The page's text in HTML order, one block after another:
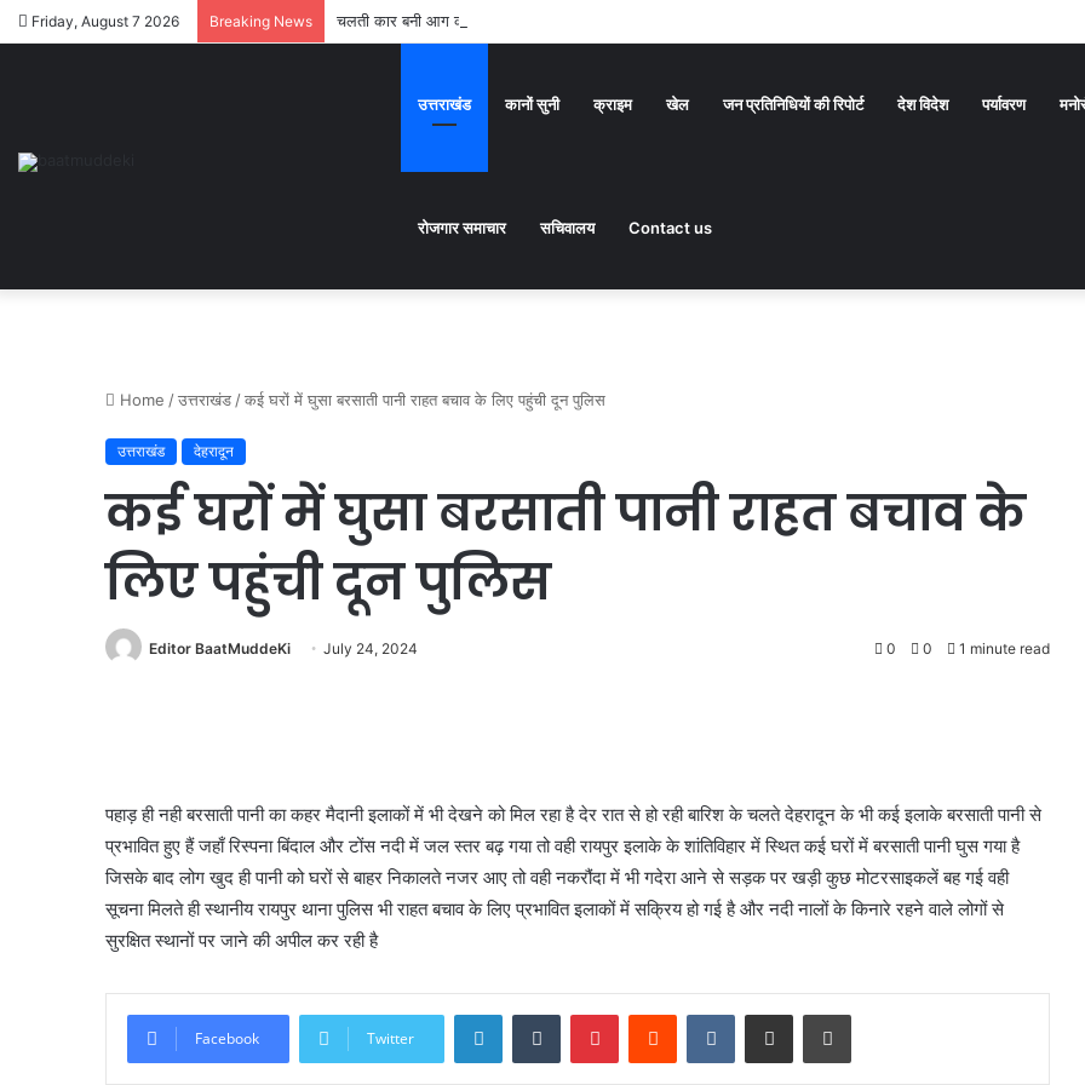
Friday, August 7 2026 Breaking News चलती कार बनी आग का गोला,कार सवारों ने बाहर निकल बचाई अपनी जान
उत्तराखंड कानों सुनी क्राइम खेल जन प्रतिनिधियों की रिपोर्ट देश विदेश पर्यावरण
रोजगार समाचार सचिवालय Contact us
Home /उत्तराखंड /कई घरों में घुसा बरसाती पानी राहत बचाव के लिए पहुंची दून पुलिस
उत्तराखंड देहरादून
कई घरों में घुसा बरसाती पानी राहत बचाव के
लिए पहुंची दून पुलिस
Editor BaatMuddeKi July 24, 2024 0 0 1 minute read
पहाड़ ही नही बरसाती पानी का कहर मैदानी इलाकों में भी देखने को मिल रहा है देर रात से हो रही बारिश के चलते देहरादून के भी कई इलाके बरसाती पानी से
प्रभावित हुए हैं जहाँ रिस्पना बिंदाल और टोंस नदी में जल स्तर बढ़ गया तो वही रायपुर इलाके के शांतिविहार में स्थित कई घरों में बरसाती पानी घुस गया है
जिसके बाद लोग खुद ही पानी को घरों से बाहर निकालते नजर आए तो वही नकरौंदा में भी गदेरा आने से सड़क पर खड़ी कुछ मोटरसाइकलें बह गई वही
सूचना मिलते ही स्थानीय रायपुर थाना पुलिस भी राहत बचाव के लिए प्रभावित इलाकों में सक्रिय हो गई है और नदी नालों के किनारे रहने वाले लोगों से
सुरक्षित स्थानों पर जाने की अपील कर रही है
Facebook Twitter
LinkedInTumblr PinterestReddit VKontakteShare via Email Print